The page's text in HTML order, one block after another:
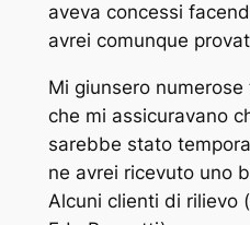
aveva concessi
avrei comunque
Mi giunsero
che mi assicuravano
sarebbe stato
ne avrei ricevuto uno
Alcuni clienti di rilievo